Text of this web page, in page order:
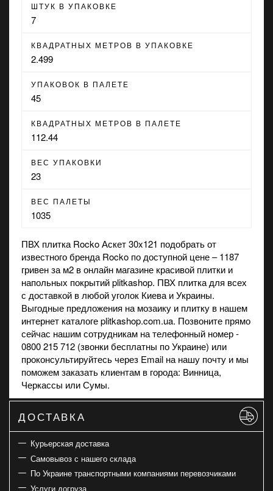
ШТУК В УПАКОВКЕ
7
КВАДРАТНЫХ МЕТРОВ В УПАКОВКЕ
2.499
УПАКОВОК В ПАЛЕТЕ
45
КВАДРАТНЫХ МЕТРОВ В ПАЛЕТЕ
112.44
ВЕС УПАКОВКИ
23
ВЕС ПАЛЕТЫ
1035
ПВХ плитка Rocko Аскет 30x121 подобрать от
известного бренда Rocko по доступной цене – 1187
гривен за м2 вонлайн магазине красивой плитки и
напольных покрытий plitkashop. ПВХ плитка для всех
с доставкой в любой уголок Киева и Украины.
Выгодные предложения на мозаику и плитку в нашем
интернет каталоге plitkashop.com.ua. Позвоните прямо
сейчас нашим сотрудникам на телефонный номер -
0800 215 712 (звонки бесплатны по Украине) или
проконсультируйтесь через Email на нашу почту и мы
поможем заказать клиентам в города: Винница,
Черкассы или Сумы.
ДОСТАВКА
Курьерская доставка
Самовывоз с нашего склада
По Украине транспортными компаниями перевозчиками
Услуги догруза